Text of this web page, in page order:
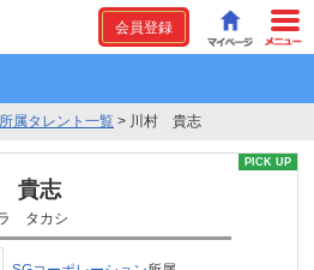
会員登録
所属タレント一覧 > 川村 貴志
PICK UP
貴志
タカシ